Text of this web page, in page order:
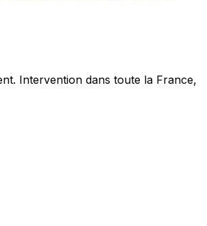
Intervention dans toute la France,